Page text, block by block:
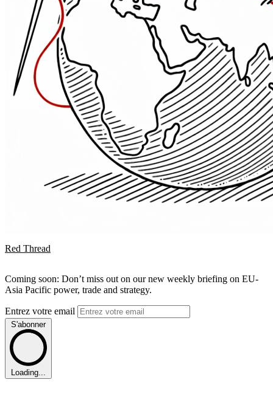
Red Thread
Coming soon: Don’t miss out on our new weekly briefing on EU-
Asia Pacific power, trade and strategy.
Entrez votre email
S'abonner
Loading...